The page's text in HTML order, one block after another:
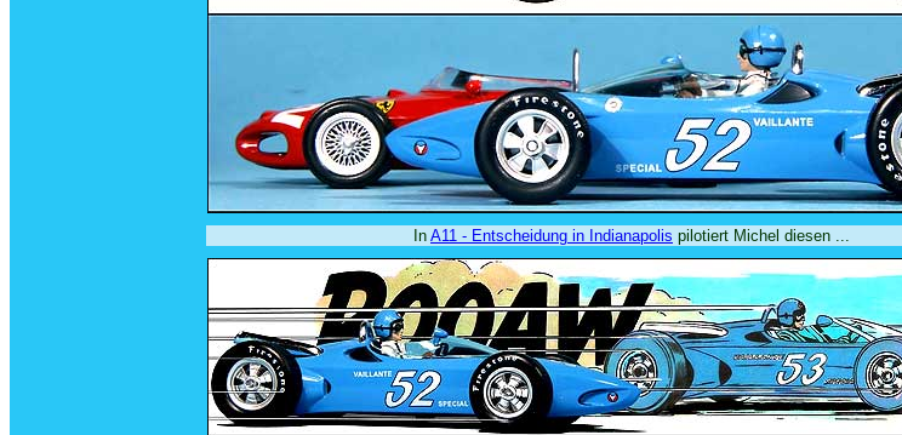
In A11 - Entscheidung in Indianapolis pilotiert Michel diesen ...